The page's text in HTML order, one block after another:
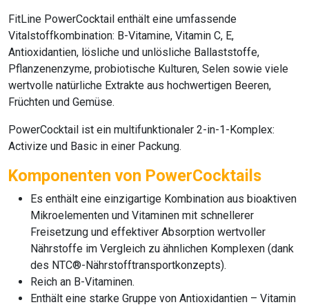
FitLine PowerCocktail enthält eine umfassende
Vitalstoffkombination: B-Vitamine, Vitamin C, E,
Antioxidantien, lösliche und unlösliche Ballaststoffe,
Pflanzenenzyme, probiotische Kulturen, Selen sowie viele
wertvolle natürliche Extrakte aus hochwertigen Beeren,
Früchten und Gemüse.
PowerCocktail ist ein multifunktionaler 2-in-1-Komplex:
Activize und Basic in einer Packung.
Komponenten von PowerCocktails
Es enthält eine einzigartige Kombination aus bioaktiven
Mikroelementen und Vitaminen mit schnellerer
Freisetzung und effektiver Absorption wertvoller
Nährstoffe im Vergleich zu ähnlichen Komplexen (dank
des NTC®-Nährstofftransportkonzepts).
Reich an B-Vitaminen.
Enthält eine starke Gruppe von Antioxidantien – Vitamin